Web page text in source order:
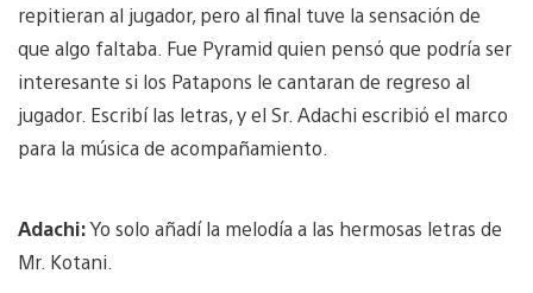
repitieran al jugador, pero al final tuve la sensación de
que algo faltaba. Fue Pyramid quien pensó que podría ser
interesante si los Patapons le cantaran de regreso al
jugador. Escribí las letras, y el Sr. Adachi escribió el marco
para la música de acompañamiento.
Adachi:Yo solo añadí la melodía a las hermosas letras de
Mr. Kotani.